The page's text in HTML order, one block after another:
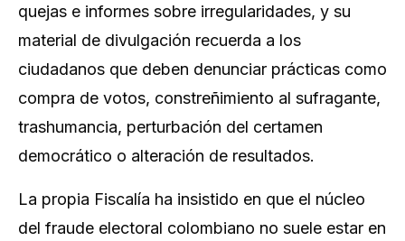
quejas e informes sobre irregularidades, y su
material de divulgación recuerda a los
ciudadanos que deben denunciar prácticas como
compra de votos, constreñimiento al sufragante,
trashumancia, perturbación del certamen
democrático o alteración de resultados.
La propia Fiscalía ha insistido en que el núcleo
del fraude electoral colombiano no suele estar en